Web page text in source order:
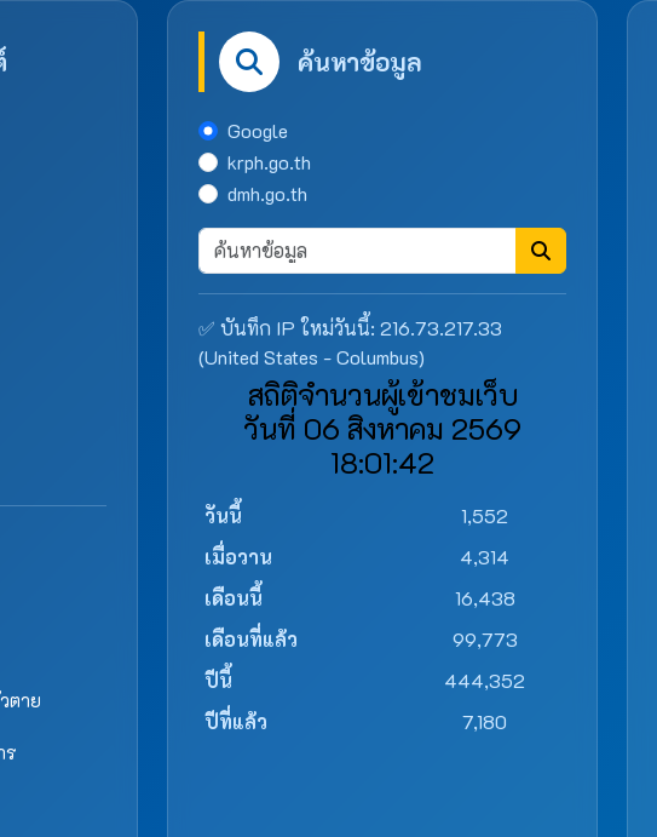
ตาย
ร
ค้นหาข้อมูล
Google
krph.go.th
dmh.go.th
✅ บันทึก IP ใหม่วันนี้: 216.73.217.33
(United States - Columbus)
สถิติจำนวนผู้เข้าชมเว็บ
วันที่ 06 สิงหาคม 2569
18:01:42
วันนี้
1,552
เมื่อวาน
4,314
เดือนนี้
16,438
เดือนที่แล้ว
99,773
ปีนี้
444,352
ปีที่แล้ว
7,180